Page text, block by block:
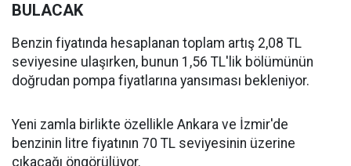
BULACAK
Benzin fiyatında hesaplanan toplam artış 2,08 TL
seviyesine ulaşırken, bunun 1,56 TL'lik bölümünün
doğrudan pompa fiyatlarına yansıması bekleniyor.
Yeni zamla birlikte özellikle Ankara ve İzmir'de
benzinin litre fiyatının 70 TL seviyesinin üzerine
çıkacağı öngörülüyor.